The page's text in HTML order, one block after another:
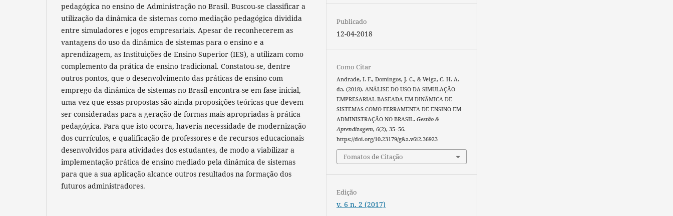
pedagógica no ensino de Administração no Brasil. Buscou-se classificar a
utilização da dinâmica de sistemas como mediação pedagógica dividida
entre simuladores e jogos empresariais. Apesar de reconhecerem as
vantagens do uso da dinâmica de sistemas para o ensino e a
aprendizagem, as Instituições de Ensino Superior (IES), a utilizam como
complemento da prática de ensino tradicional. Constatou-se, dentre
outros pontos, que o desenvolvimento das práticas de ensino com
emprego da dinâmica de sistemas no Brasil encontra-se em fase inicial,
uma vez que essas propostas são ainda proposições teóricas que devem
ser consideradas para a geração de formas mais apropriadas à prática
pedagógica. Para que isto ocorra, haveria necessidade de modernização
dos currículos, e qualificação de professores e de recursos educacionais
desenvolvidos para atividades dos estudantes, de modo a viabilizar a
implementação prática de ensino mediado pela dinâmica de sistemas
para que a sua aplicação alcance outros resultados na formação dos
futuros administradores.
Publicado
12-04-2018
Como Citar
Andrade, I. F., Domingos, J. C., & Veiga, C. H. A.
da. (2018). ANÁLISE DO USO DA SIMULAÇÃO
EMPRESARIAL BASEADA EM DINÂMICA DE
SISTEMAS COMO FERRAMENTA DE ENSINO EM
ADMINISTRAÇÃO NO BRASIL.Gestão &
Aprendizagem,6(2), 35–56.
https://doi.org/10.23179/g&a.v6i2.36923
Fomatos de Citação
Edição
v. 6 n. 2 (2017)